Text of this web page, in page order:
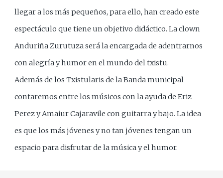
llegar a los más pequeños, para ello, han creado este
espectáculo que tiene un objetivo didáctico. La clown
Anduriña Zurutuza será la encargada de adentrarnos
con alegría y humor en el mundo del txistu.
Además de los Txistularis de la Banda municipal
contaremos entre los músicos con la ayuda de Eriz
Perez y Amaiur Cajaravile con guitarra y bajo. La idea
es que los más jóvenes y no tan jóvenes tengan un
espacio para disfrutar de la música y el humor.